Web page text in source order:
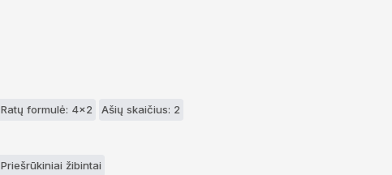
Ratų formulė: 4x2 Ašių skaičius: 2
Priešrūkiniai žibintai